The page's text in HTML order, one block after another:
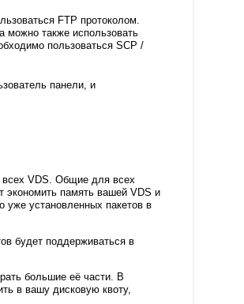
FTP протоколом.
можно также использовать
пользоваться SCP /
панели, и
всех VDS. Общие для всех
экономить память вашей VDS и
уже установленных пакетов в
будет поддерживаться в
большие её части. В
в вашу дисковую квоту,